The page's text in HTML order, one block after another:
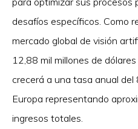
desafíos específicos. Como
mercado global de visión
12,88 mil millones de
crecerá a una tasa anual
Europa representando
ingresos totales.